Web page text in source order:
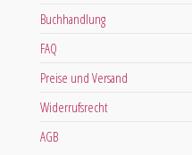
Buchhandlung
FAQ
Preise und Versand
Widerrufsrecht
AGB